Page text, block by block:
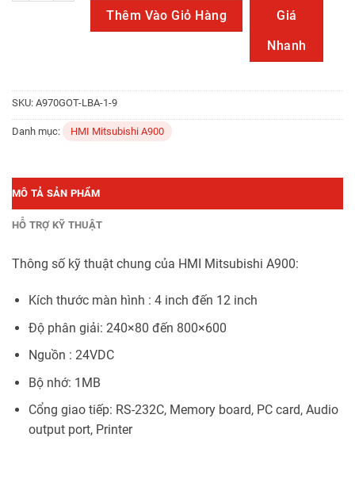
Thêm Vào Giỏ Hàng
Giá
Nhanh
SKU: A970GOT-LBA-1-9
Danh mục: HMI Mitsubishi A900
MÔ TẢ SẢN PHẨM
HỖ TRỢ KỸ THUẬT
Thông số kỹ thuật chung của HMI Mitsubishi A900:
Kích thước màn hình : 4 inch đến 12 inch
Độ phân giải: 240×80 đến 800×600
Nguồn : 24VDC
Bộ nhớ: 1MB
Cổng giao tiếp: RS-232C, Memory board, PC card, Audio
output port, Printer